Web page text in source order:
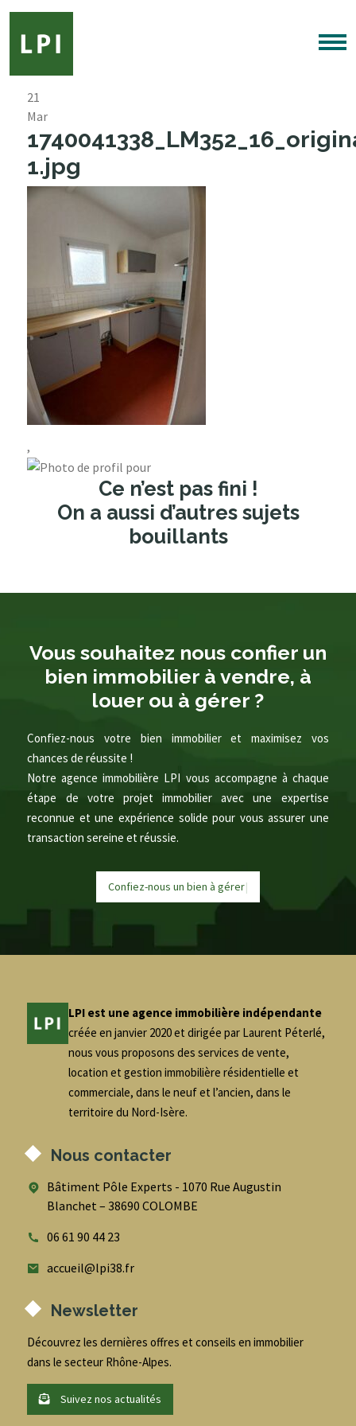
21
Mar
1.jpg
,
Ce n’est pas fini !
On a aussi d’autres sujets
bouillants
Vous souhaitez nous confier un
bien immobilier à vendre, à
louer ou à gérer ?
Confiez-nous votre bien immobilier et maximisez vos
chances de réussite !
Notre agence immobilière LPI vous accompagne à chaque
étape de votre projet immobilier avec une expertise
reconnue et une expérience solide pour vous assurer une
transaction sereine et réussie.
Confiez-nous un bien à gérer|
LPI est une agence immobilière indépendante
créée en janvier 2020 et dirigée par Laurent Péterlé,
nous vous proposons des services de vente,
location et gestion immobilière résidentielle et
commerciale, dans le neuf et l’ancien, dans le
territoire du Nord-Isère.
Nous contacter
Bâtiment Pôle Experts - 1070 Rue Augustin
Blanchet – 38690 COLOMBE
06 61 90 44 23
accueil@lpi38.fr
Newsletter
Découvrez les dernières offres et conseils en immobilier
dans le secteur Rhône-Alpes.
Suivez nos actualités